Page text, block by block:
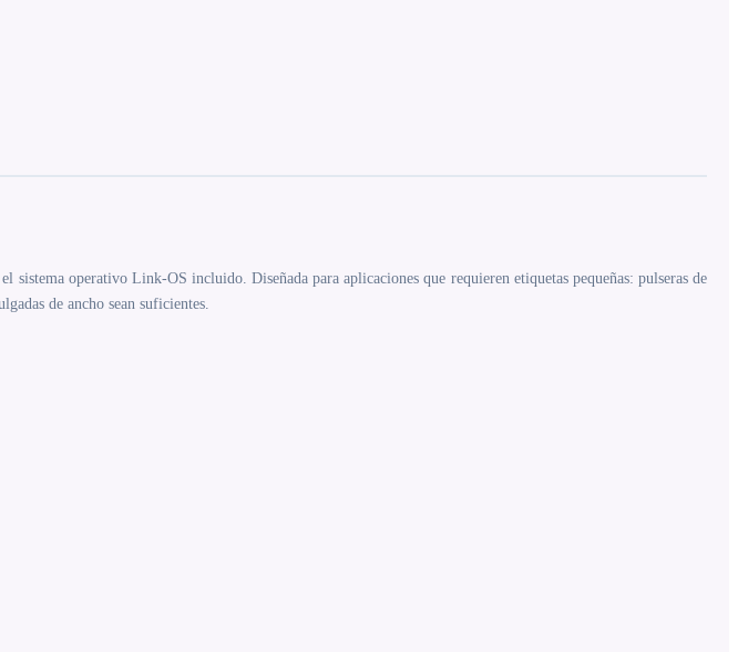
operativo Link-OS incluido. Diseñada para aplicaciones que requieren etiquetas pequeñas: pulseras de
de ancho sean suficientes.